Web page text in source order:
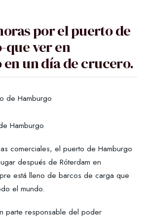
por el puerto de
ver en
un día de crucero.
Hamburgo
comerciales, el puerto de Hamburgo
después de Róterdam en
está lleno de barcos de carga que
el mundo.
parte responsable del poder